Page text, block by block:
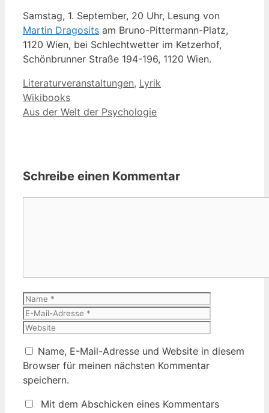
Samstag, 1. September, 20 Uhr, Lesung von
Martin Dragosits am Bruno-Pittermann-Platz,
1120 Wien, bei Schlechtwetter im Ketzerhof,
Schönbrunner Straße 194-196, 1120 Wien.
Kategorien
Literaturveranstaltungen, Lyrik
Wikibooks
Aus der Welt der Psychologie
Schreibe einen Kommentar
Name
Name, E-Mail-Adresse und Website in diesem
Browser für meinen nächsten Kommentar
speichern.
Mit dem Abschicken eines Kommentars